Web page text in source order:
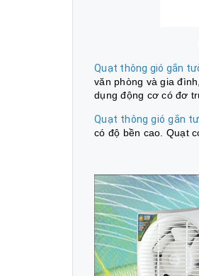
Quạt thông gió gắn
văn phòng và gia
dụng động cơ có đơ
Quạt thông gió gắn
có độ bền cao. Quạt